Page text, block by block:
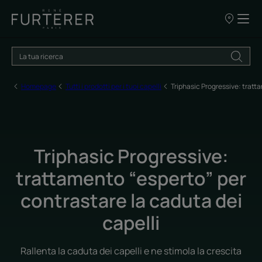
vendita
Homepage Tutti i prodotti per i tuoi capelli Triphasic Progressive:
Triphasic Progressive:
trattamento “esperto” per
contrastare la caduta dei
capelli
Rallenta la caduta dei capelli e ne stimola la crescita